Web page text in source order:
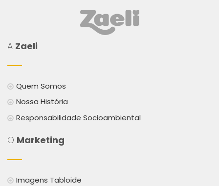
A Zaeli
Quem Somos
Nossa História
Responsabilidade Socioambiental
O Marketing
Imagens Tabloide